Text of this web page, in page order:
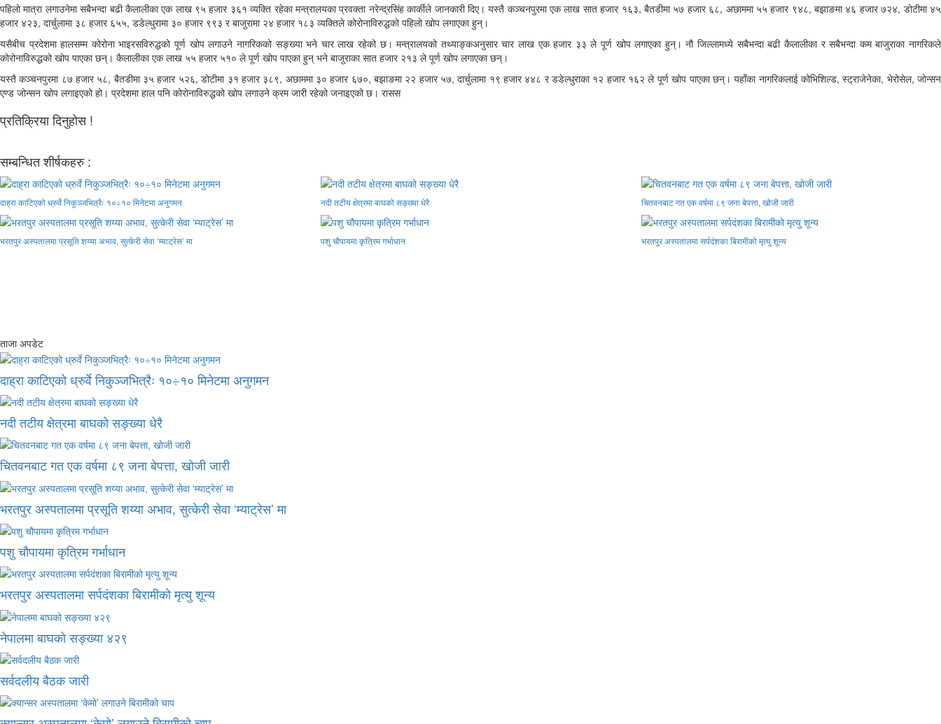
पहिलो मात्रा लगाउनेमा सबैभन्दा बढी कैलालीका एक लाख ९५ हजार ३६१ व्यक्ति रहेका मन्त्रालयका प्रवक्ता नरेन्द्रसिंह कार्कीले जानकारी दिए। यस्तै कञ्चनपुरमा एक लाख सात हजार १६३, बैतडीमा ५७ हजार ६८, अछाममा ५५ हजार ९४८, बझाङमा ४६ हजार ७२४, डोटीमा ४५
हजार ४२३, दार्चुलामा ३८ हजार ६५५, डडेल्धुरामा ३० हजार ९९३ र बाजुरामा २४ हजार १८३ व्यक्तिले कोरोनाविरुद्धको पहिलो खोप लगाएका हुन्।
यसैबीच प्रदेशमा हालसम्म कोरोना भाइरसविरुद्धको पूर्ण खोप लगाउने नागरिकको सङ्ख्या भने चार लाख रहेको छ। मन्त्रालयको तथ्याङ्कअनुसार चार लाख एक हजार ३३ ले पूर्ण खोप लगाएका हुन्। नौ जिल्लामध्ये सबैभन्दा बढी कैलालीका र सबैभन्दा कम बाजुराका नागरिकले
कोरोनाविरुद्धको खोप पाएका छन्। कैलालीका एक लाख ५५ हजार ५१० ले पूर्ण खोप पाएका हुन् भने बाजुराका सात हजार २१३ ले पूर्ण खोप लगाएका छन्।
यस्तै कञ्चनपुरमा ८७ हजार ५८, बैतडीमा ३५ हजार ५२६, डोटीमा ३१ हजार ३८९, अछाममा ३० हजार ६७०, बझाङमा २२ हजार ५७, दार्चुलामा १९ हजार ४४८ र डडेल्धुराका १२ हजार १६२ ले पूर्ण खोप पाएका छन्। यहाँका नागरिकलाई कोभिशिल्ड, स्ट्राजेनेका, भेरोसेल, जोन्सन
एण्ड जोन्सन खोप लगाइएको हो। प्रदेशमा हाल पनि कोरोनाविरुद्धको खोप लगाउने क्रम जारी रहेको जनाइएको छ। रासस
प्रतिक्रिया दिनुहोस !
सम्बन्धित शीर्षकहरु :
दाह्रा काटिएको ध्रुर्वे निकुञ्जभित्रैः १०÷१० मिनेटमा अनुगमन नदी तटीय क्षेत्रमा बाघको सङ्ख्या धेरै चितवनबाट गत एक वर्षमा ८९ जना बेपत्ता, खोजी जारी
भरतपुर अस्पतालमा प्रसूति शय्या अभाव, सुत्केरी सेवा ‘म्याट्रेस’ मा पशु चौपायमा कृत्रिम गर्भाधान भरतपुर अस्पतालमा सर्पदंशका बिरामीको मृत्यु शून्य
ताजा अपडेट
दाह्रा काटिएको ध्रुर्वे निकुञ्जभित्रैः १०÷१० मिनेटमा अनुगमन
नदी तटीय क्षेत्रमा बाघको सङ्ख्या धेरै
चितवनबाट गत एक वर्षमा ८९ जना बेपत्ता, खोजी जारी
भरतपुर अस्पतालमा प्रसूति शय्या अभाव, सुत्केरी सेवा ‘म्याट्रेस’ मा
पशु चौपायमा कृत्रिम गर्भाधान
भरतपुर अस्पतालमा सर्पदंशका बिरामीको मृत्यु शून्य
नेपालमा बाघको सङ्ख्या ४२९
सर्वदलीय बैठक जारी